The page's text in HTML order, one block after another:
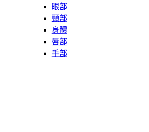
眼部
頸部
身體
唇部
手部